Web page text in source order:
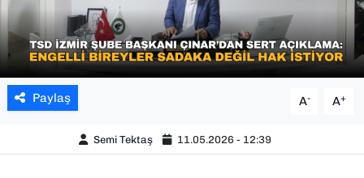
Paylaş A- A+
Semi Tektaş 11.05.2026 - 12:39